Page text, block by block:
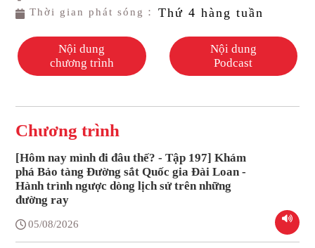
Thời gian phát sóng： Thứ 4 hàng tuần
Nội dung
chương trình
Nội dung
Podcast
Chương trình
[Hôm nay mình đi đâu thế? - Tập 197] Khám
phá Bảo tàng Đường sắt Quốc gia Đài Loan -
Hành trình ngược dòng lịch sử trên những
đường ray
05/08/2026